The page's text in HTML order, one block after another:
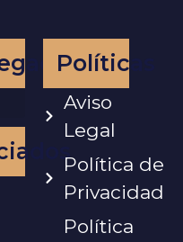
Políticas
Aviso
Legal
Política de
Privacidad
Política